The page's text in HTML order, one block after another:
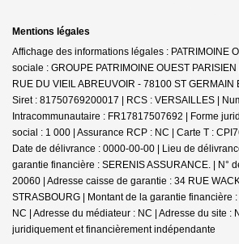
Mentions légales
Affichage des informations légales : PATRIMOINE
sociale : GROUPE PATRIMOINE OUEST
RUE DU VIEIL ABREUVOIR - 78100 ST GERMAIN
Siret : 81750769200017 | RCS : VERSAILLES |
Intracommunautaire : FR17817507692 | Forme
social : 1 000 | Assurance RCP : NC | Carte T :
Date de délivrance : 0000-00-00 | Lieu de
garantie financière : SERENIS ASSURANCE. | N°
20060 | Adresse caisse de garantie : 34 RUE
STRASBOURG | Montant de la garantie financière
NC | Adresse du médiateur : NC | Adresse du site :
juridiquement et financièrement indépendante